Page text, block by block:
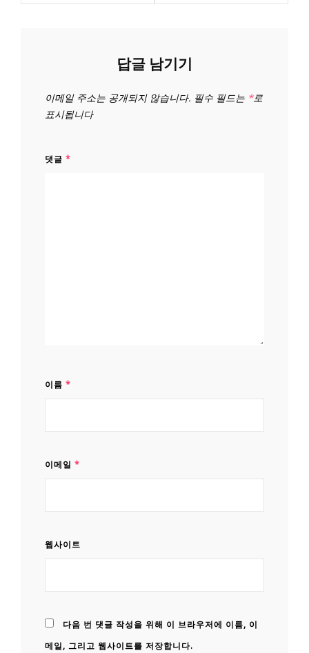
답글 남기기
이메일 주소는 공개되지 않습니다. 필수 필드는 *로
표시됩니다
댓글 *
이름 *
이메일 *
웹사이트
다음 번 댓글 작성을 위해 이 브라우저에 이름, 이
메일, 그리고 웹사이트를 저장합니다.